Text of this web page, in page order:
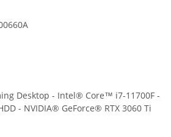
Desktop - Intel® Core™ i7-11700F -
- NVIDIA® GeForce® RTX 3060 Ti